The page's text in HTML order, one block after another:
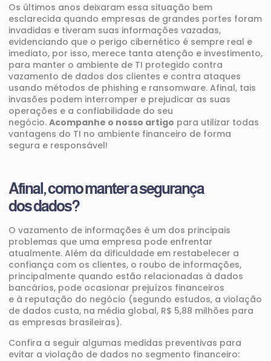
Os últimos anos deixaram essa situação bem
esclarecida quando empresas de grandes portes foram
invadidas e tiveram suas informações vazadas,
evidenciando que o perigo cibernético é sempre real e
imediato, por isso, merece tanta atenção e investimento,
para manter o ambiente de TI protegido contra
vazamento de dados dos clientes e contra ataques
usando métodos de phishing e ransomware. Afinal, tais
invasões podem interromper e prejudicar as suas
operações e a confiabilidade do seu
negócio. Acompanhe o nosso artigo para utilizar todas
vantagens do TI no ambiente financeiro de forma
segura e responsável!
Afinal, como manter a segurança
dosdados?
O vazamento de informações é um dos principais
problemas que uma empresa pode enfrentar
atualmente. Além da dificuldade em restabelecer a
confiança com os clientes, o roubo de informações,
principalmente quando estão relacionadas à dados
bancários, pode ocasionar prejuízos financeiros
e à reputação do negócio (segundo estudos, a violação
de dados custa, na média global, R$ 5,88 milhões para
as empresas brasileiras).
Confira a seguir algumas medidas preventivas para
evitar a violação de dados no segmento financeiro: